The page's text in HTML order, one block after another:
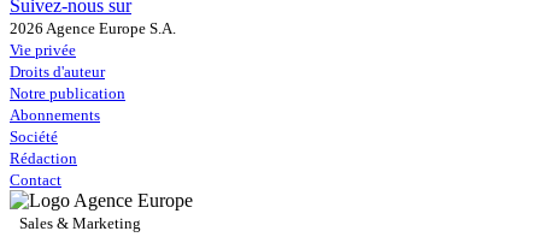
Suivez-nous sur
2026 Agence Europe S.A.
Vie privée
Droits d'auteur
Notre publication
Abonnements
Société
Rédaction
Contact
Sales & Marketing